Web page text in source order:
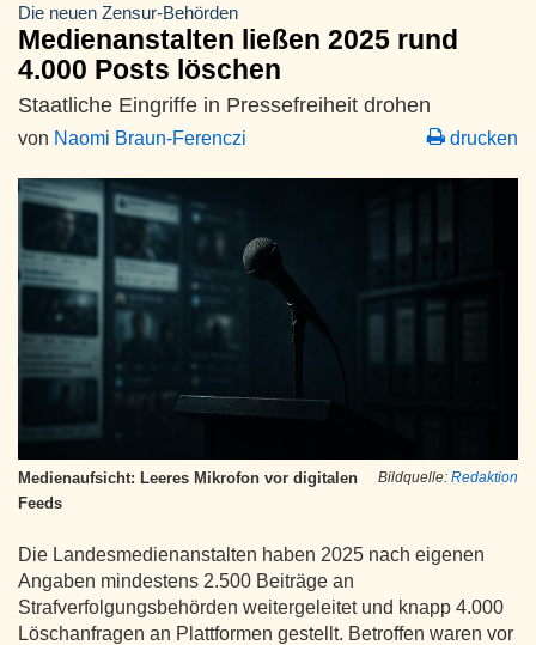
Die neuen Zensur-Behörden
Medienanstalten ließen 2025 rund
4.000 Posts löschen
Staatliche Eingriffe in Pressefreiheit drohen
von Naomi Braun-Ferenczi drucken
Bildquelle: Redaktion
Medienaufsicht: Leeres Mikrofon vor digitalen
Feeds
Die Landesmedienanstalten haben 2025 nach eigenen
Angaben mindestens 2.500 Beiträge an
Strafverfolgungsbehörden weitergeleitet und knapp 4.000
Löschanfragen an Plattformen gestellt. Betroffen waren vor